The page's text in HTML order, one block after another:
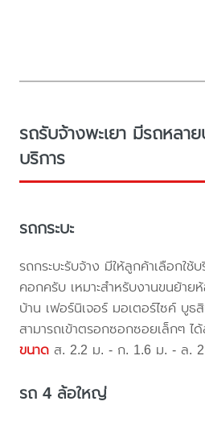
รถรับจ้างพะเยา มีรถหลาย
บริการ
รถกระบะ
รถกระบะรับจ้าง มีให้ลูกค้าเลือกใ
คอกครับ เหมาะสำหรับงานขนย้า
บ้าน เฟอร์นิเจอร์ มอเตอร์ไซค์ บูธ
สามารถเข้าตรอกซอกซอยเล็กๆ ไ
ขนาด ส. 2.2 ม. - ก. 1.6 ม. - ล.
รถ 4 ล้อใหญ่